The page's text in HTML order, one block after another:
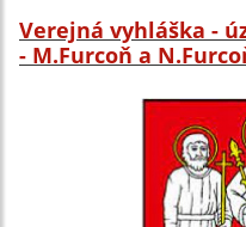
Verejná vyhláška -
- M.Furcoň a